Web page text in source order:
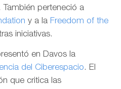
perteneció a
y a la Freedom of the
iniciativas.
en Davos la
del Ciberespacio. El
que critica las